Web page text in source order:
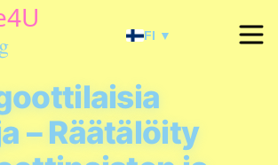
FI ▼
– Räätälöity